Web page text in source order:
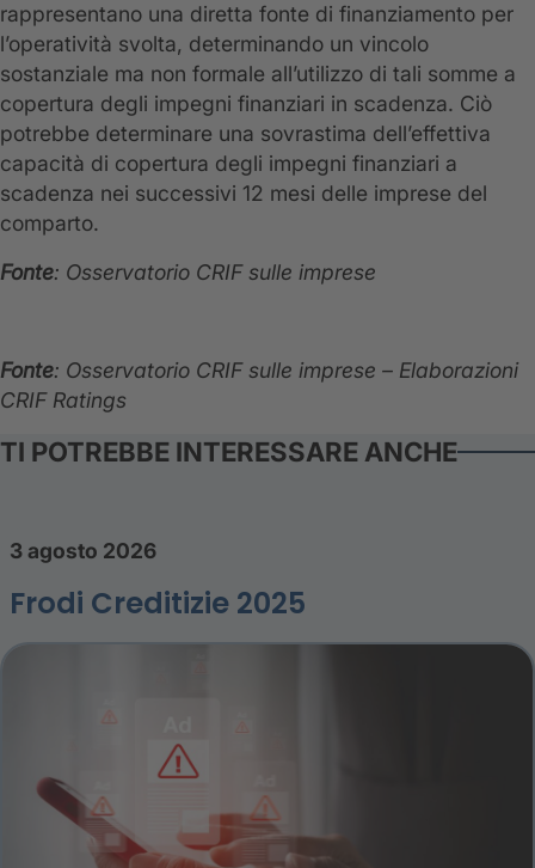
rappresentano una diretta fonte di finanziamento per
l’operatività svolta, determinando un vincolo
sostanziale ma non formale all’utilizzo di tali somme a
copertura degli impegni finanziari in scadenza. Ciò
potrebbe determinare una sovrastima dell’effettiva
capacità di copertura degli impegni finanziari a
scadenza nei successivi 12 mesi delle imprese del
comparto.
Fonte: Osservatorio CRIF sulle imprese
Fonte: Osservatorio CRIF sulle imprese – Elaborazioni
CRIF Ratings
TI POTREBBE INTERESSARE ANCHE
3 agosto 2026
Frodi Creditizie 2025